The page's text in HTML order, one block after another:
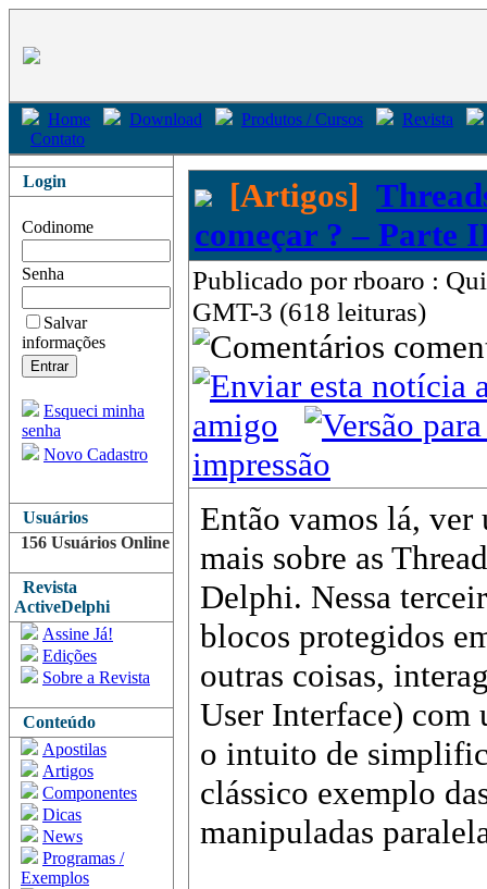
Home Download Produtos / Cursos
Revista
Contato
Login
Codinome
Senha
Salvar
informações
Esqueci minha
senha
Novo Cadastro
Usuários
156 Usuários Online
Revista
ActiveDelphi
Assine Já!
Edições
Sobre a Revista
Conteúdo
Apostilas
Artigos
Componentes
Dicas
News
Programas /
Exemplos
[Artigos]
começar ? – Parte
Publicado por rboaro :
GMT-3 (618 leituras)
amigo
impressão
Então vamos lá, ver
mais sobre as
Delphi. Nessa
blocos protegidos
outras coisas,
User Interface) com
o intuito de
clássico exemplo
manipuladas